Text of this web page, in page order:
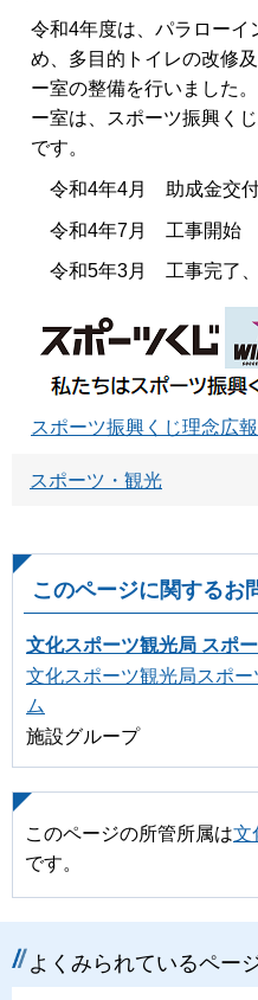
令和4年度は、パラローイ
め、多目的トイレの改修
ー室の整備を行いました
ー室は、スポーツ振興く
です。
令和4年4月 助成金交付
令和4年7月 工事開始
令和5年3月 工事完了
スポーツ振興くじ理念広
スポーツ・観光
このページに関するお
文化スポーツ観光局 スポ
文化スポーツ観光局スポ
ム
施設グループ
このページの所管所属は文
です。
よくみられているペー